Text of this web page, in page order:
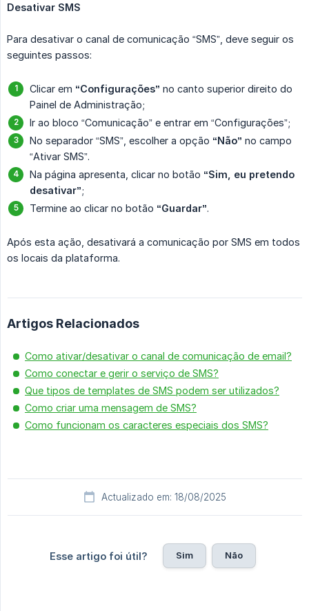
Desativar SMS
Para desativar o canal de comunicação “SMS”, deve seguir os
seguintes passos:
Clicar em “Configurações” no canto superior direito do
Painel de Administração;
Ir ao bloco “Comunicação” e entrar em “Configurações”;
No separador “SMS”, escolher a opção “Não” no campo
“Ativar SMS”.
Na página apresenta, clicar no botão “Sim, eu pretendo
desativar”;
Termine ao clicar no botão “Guardar”.
Após esta ação, desativará a comunicação por SMS em todos
os locais da plataforma.
Artigos Relacionados
Como ativar/desativar o canal de comunicação de email?
Como conectar e gerir o serviço de SMS?
Que tipos de templates de SMS podem ser utilizados?
Como criar uma mensagem de SMS?
Como funcionam os caracteres especiais dos SMS?
Actualizado em: 18/08/2025
Esse artigo foi útil? Sim Não